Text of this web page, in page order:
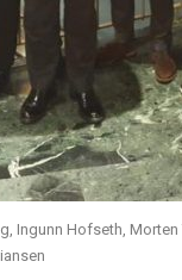
Ingunn Hofseth,